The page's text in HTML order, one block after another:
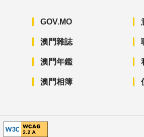
GOV.MO
澳門雜誌
澳門年鑑
澳門相簿